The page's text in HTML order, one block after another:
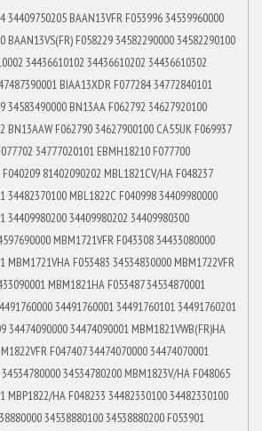
34409750205 BAAN13VFR F053996 34539960000
BAAN13VS(FR) F058229 34582290000 34582290100
34436610102 34436610202 34436610302
BIAA13XDR F077284 34772840101
34583490000 BN13AA F062792 34627920100
BN13AAW F062790 34627900100 CA55UK F069937
34777020101 EBMH18210 F077700
81402090202 MBL1821CV/HA F048237
34482370100 MBL1822C F040998 34409980000
34409980200 34409980202 34409980300
MBM1721VFR F043308 34433080000
MBM1721VHA F053483 34534830000 MBM1722VFR
MBM1821HA F053487 34534870001
34491760001 34491760101 34491760201
34474090000 34474090001 MBM1821VWB(FR)HA
F047407 34474070000 34474070001
34534780200 MBM1823V/HA F048065
MBP1822/HA F048233 34482330100 34482330100
34538880100 34538880200 F053901